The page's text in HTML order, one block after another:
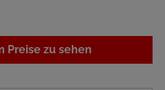
Preise zu sehen